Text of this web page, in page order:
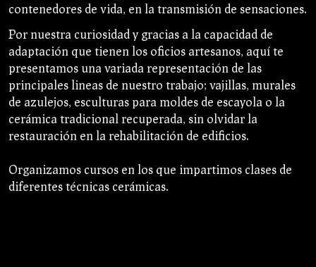
contenedores de vida, en la transmisión de sensaciones.
Por nuestra curiosidad y gracias a la capacidad de
adaptación que tienen los oficios artesanos, aquí te
presentamos una variada representación de las
principales lineas de nuestro trabajo; vajillas, murales
de azulejos, esculturas para moldes de escayola o la
cerámica tradicional recuperada, sin olvidar la
restauración en la rehabilitación de edificios.
Organizamos cursos en los que impartimos clases de
diferentes técnicas cerámicas.